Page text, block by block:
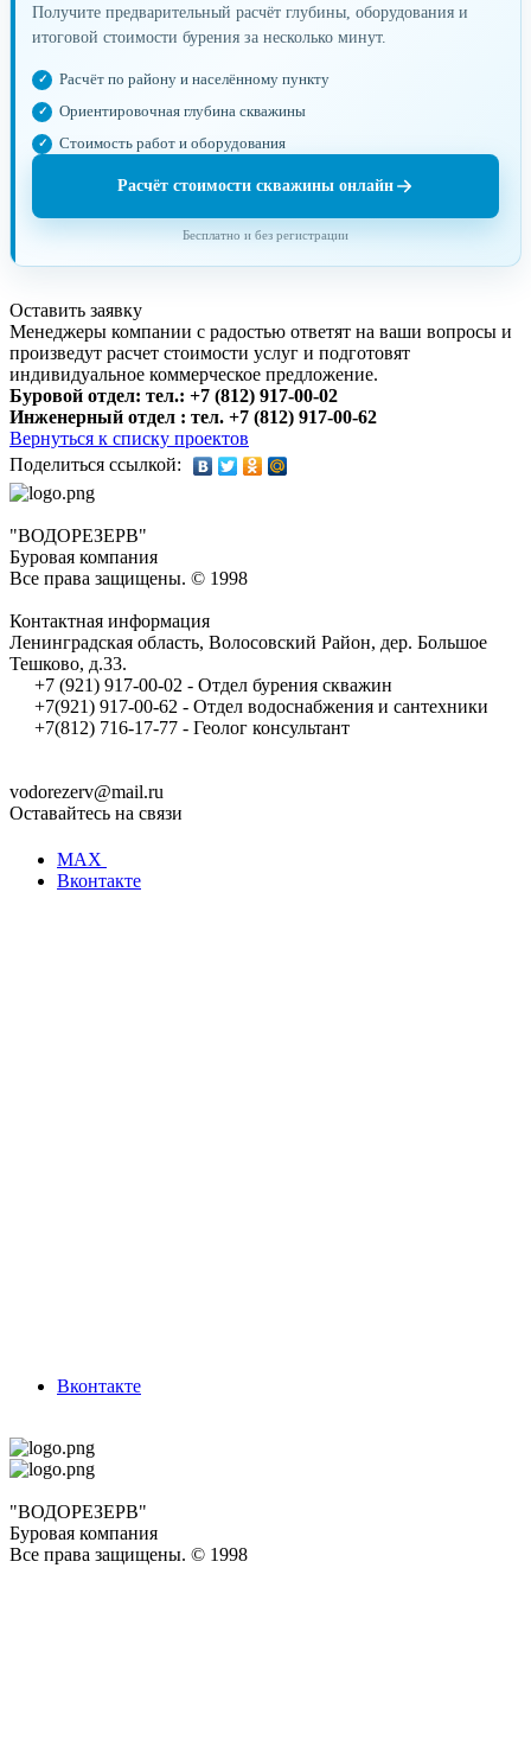
Получите предварительный расчёт глубины, оборудования и
итоговой стоимости бурения за несколько минут.
Расчёт по району и населённому пункту
Ориентировочная глубина скважины
Стоимость работ и оборудования
Расчёт стоимости скважины онлайн
Бесплатно и без регистрации
Оставить заявку
Менеджеры компании с радостью ответят на ваши вопросы и
произведут расчет стоимости услуг и подготовят
индивидуальное коммерческое предложение.
Буровой отдел: тел.: +7 (812) 917-00-02
Инженерный отдел : тел. ‎+7 (812) 917-00-62
Вернуться к списку проектов
Поделиться ссылкой:
"ВОДОРЕЗЕРВ"
Буровая компания
Все права защищены. © 1998
Контактная информация
Ленинградская область, Волосовский Район, дер. Большое
Тешково, д.33.
+7 (921) 917-00-02 - Отдел бурения скважин
+7(921) 917-00-62 - Отдел водоснабжения и сантехники
+7(812) 716-17-77 - Геолог консультант
vodorezerv@mail.ru
Оставайтесь на связи
MAX
Вконтакте
Вконтакте
"ВОДОРЕЗЕРВ"
Буровая компания
Все права защищены. © 1998